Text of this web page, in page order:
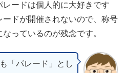
ードは個人的に大好きです
ドが開催されないので、称号
っているのが残念です。
「パレード」とし